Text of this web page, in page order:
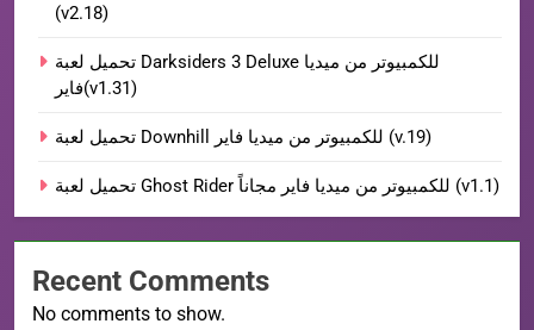
(v2.18)
تحميل لعبة Darksiders 3 Deluxe للكمبيوتر من ميديا
فاير(v1.31)
تحميل لعبة Downhill للكمبيوتر من ميديا فاير (v.19)
تحميل لعبة Ghost Rider للكمبيوتر من ميديا فاير مجاناً (v1.1)
Recent Comments
No comments to show.